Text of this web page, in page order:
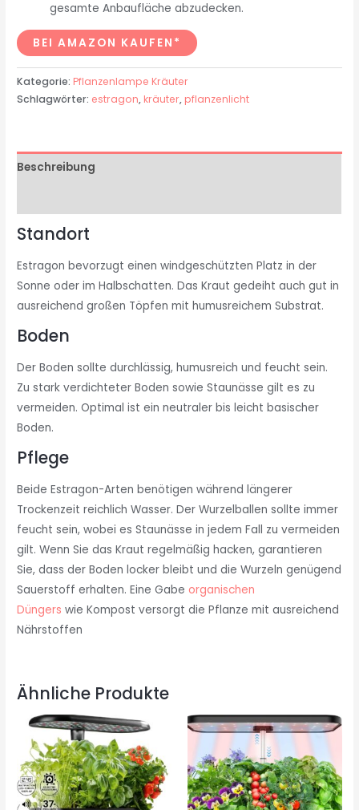
gesamte Anbaufläche abzudecken.
BEI AMAZON KAUFEN*
Kategorie: Pflanzenlampe Kräuter
Schlagwörter: estragon, kräuter, pflanzenlicht
Beschreibung
Standort
Estragon bevorzugt einen windgeschützten Platz in der
Sonne oder im Halbschatten. Das Kraut gedeiht auch gut in
ausreichend großen Töpfen mit humusreichem Substrat.
Boden
Der Boden sollte durchlässig, humusreich und feucht sein.
Zu stark verdichteter Boden sowie Staunässe gilt es zu
vermeiden. Optimal ist ein neutraler bis leicht basischer
Boden.
Pflege
Beide Estragon-Arten benötigen während längerer
Trockenzeit reichlich Wasser. Der Wurzelballen sollte immer
feucht sein, wobei es Staunässe in jedem Fall zu vermeiden
gilt. Wenn Sie das Kraut regelmäßig hacken, garantieren
Sie, dass der Boden locker bleibt und die Wurzeln genügend
Sauerstoff erhalten. Eine Gabe organischen
Düngers wie Kompost versorgt die Pflanze mit ausreichend
Nährstoffen
Ähnliche Produkte